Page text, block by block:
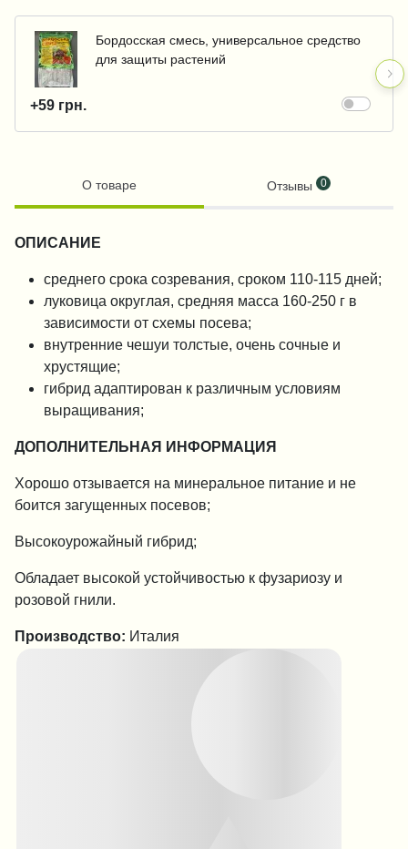
Бордосская смесь, универсальное средство
для защиты растений
+59 грн.
О товаре Отзывы 0
ОПИСАНИЕ
среднего срока созревания, сроком 110-115 дней;
луковица округлая, средняя масса 160-250 г в
зависимости от схемы посева;
внутренние чешуи толстые, очень сочные и
хрустящие;
гибрид адаптирован к различным условиям
выращивания;
ДОПОЛНИТЕЛЬНАЯ ИНФОРМАЦИЯ
Хорошо отзывается на минеральное питание и не
боится загущенных посевов;
Высокоурожайный гибрид;
Обладает высокой устойчивостью к фузариозу и
розовой гнили.
Производство: Италия